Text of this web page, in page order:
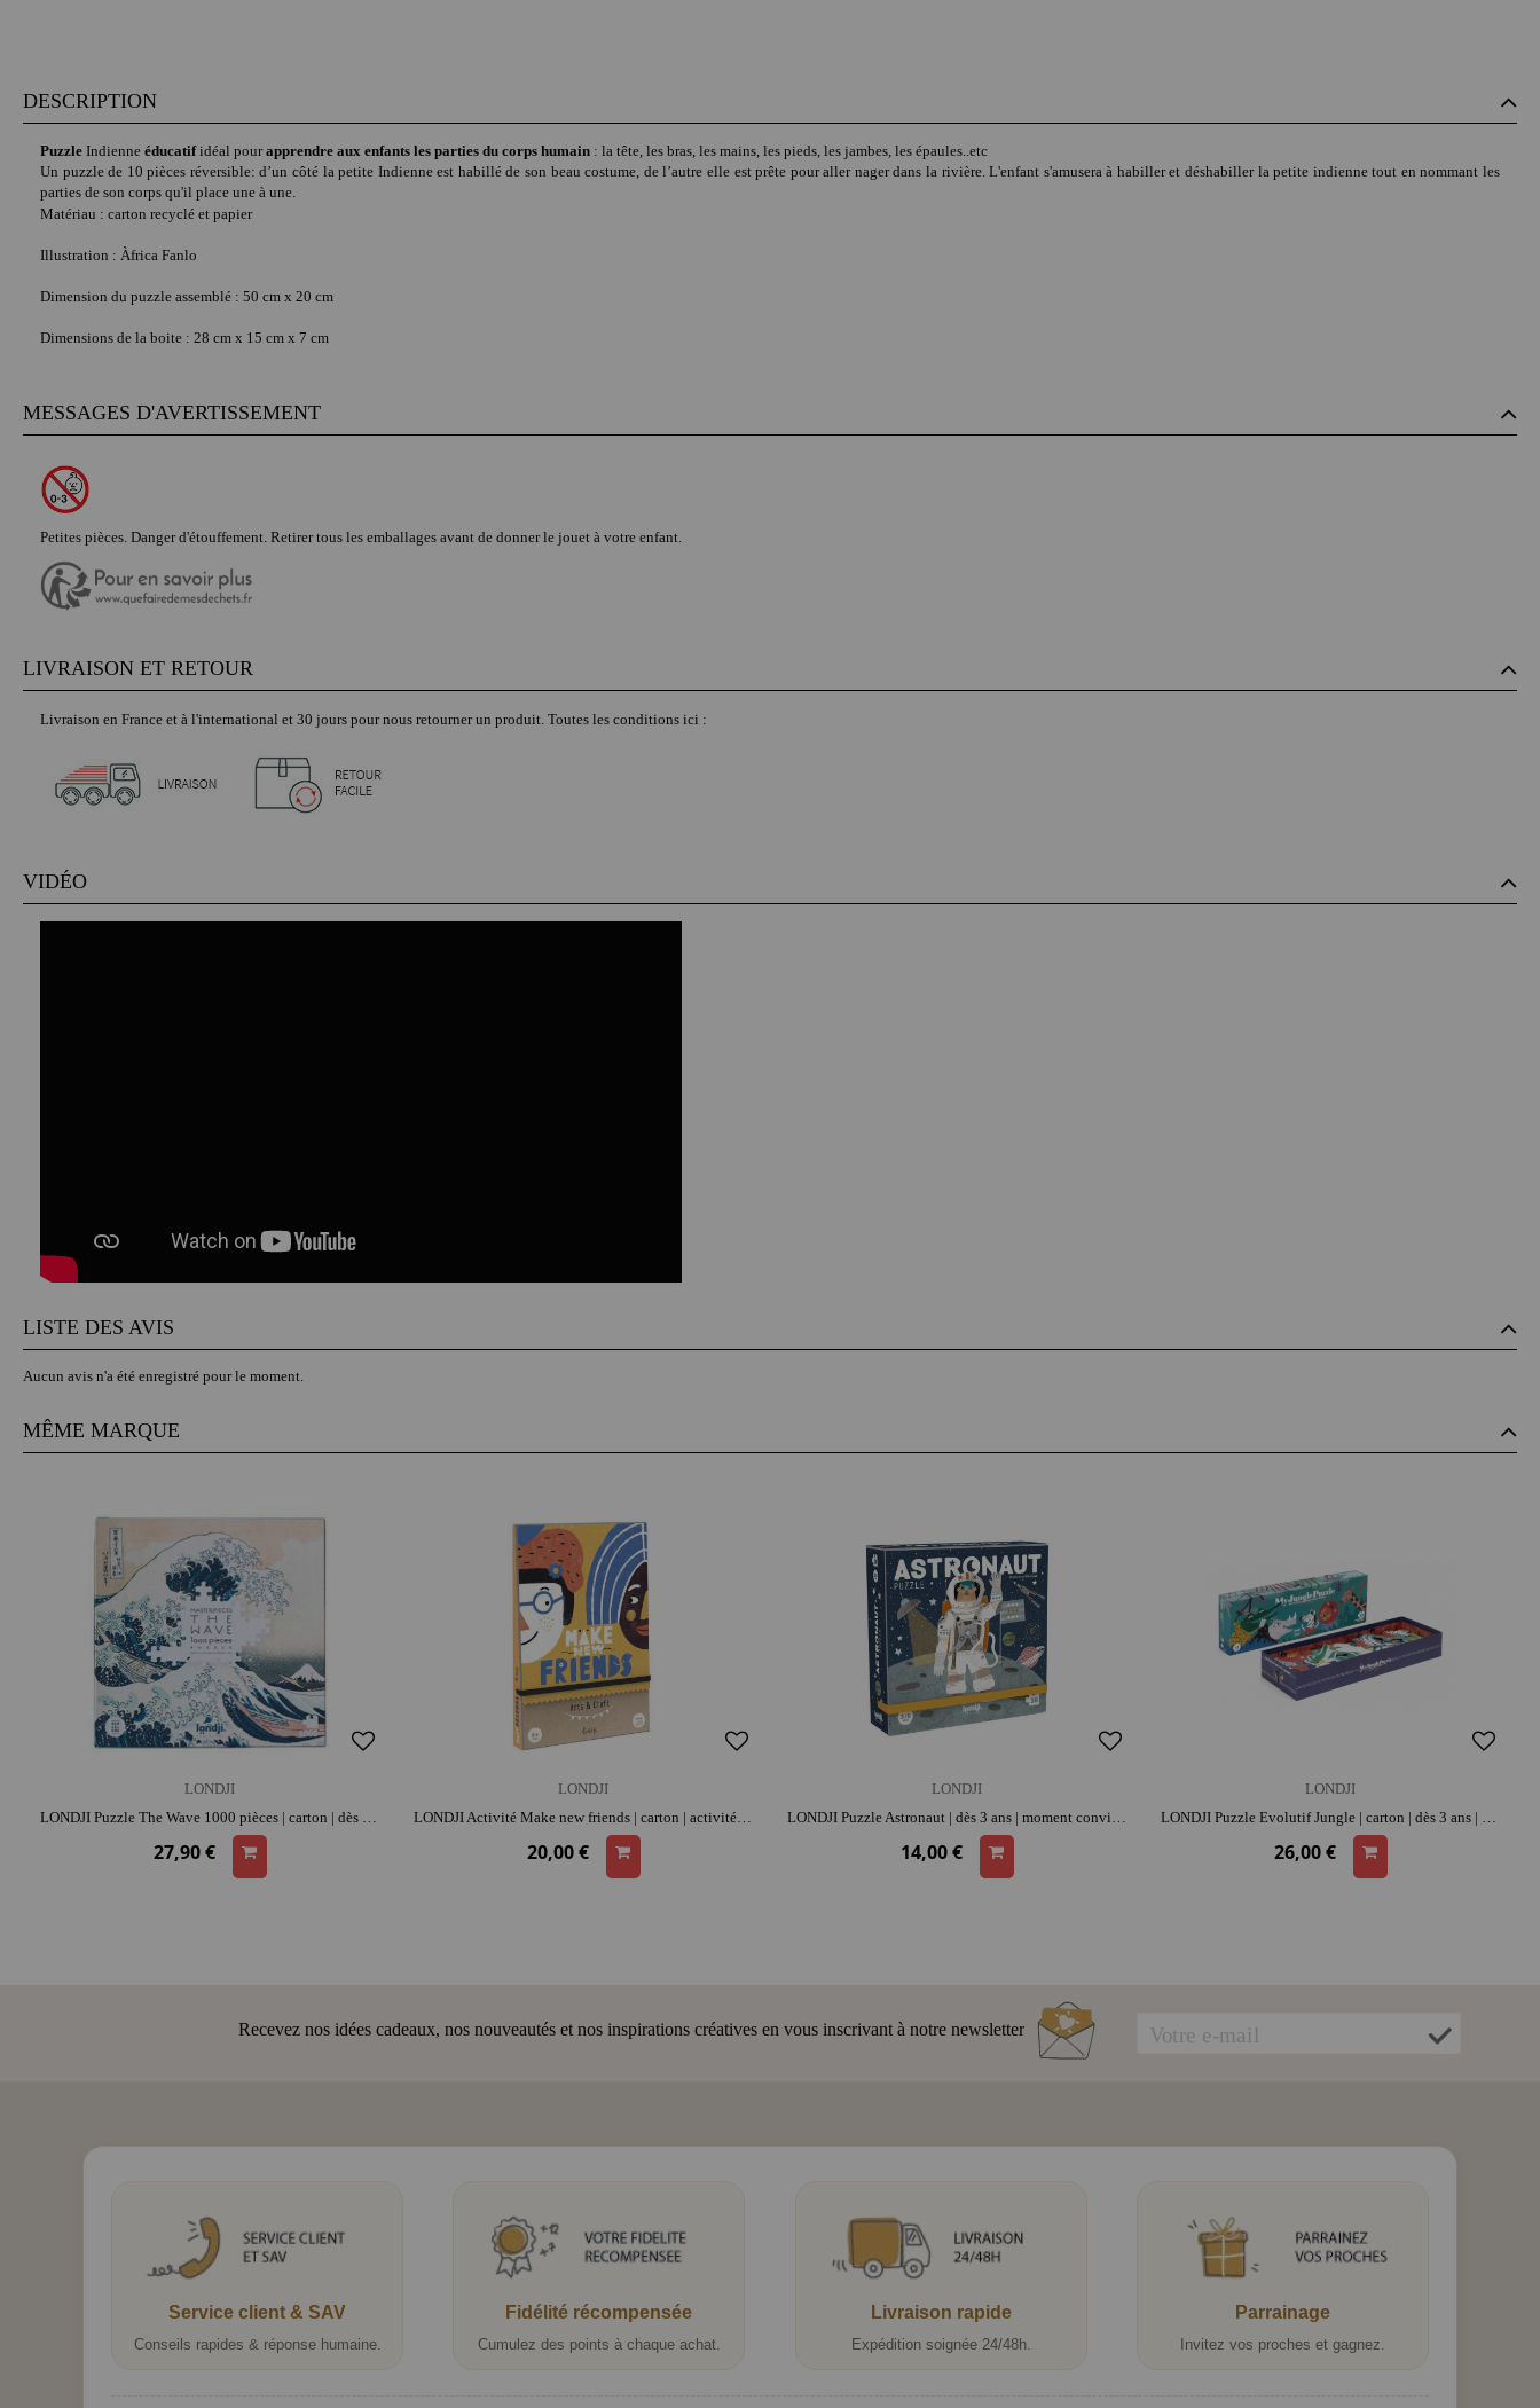
DESCRIPTION
Puzzle Indienne éducatifidéal pourapprendre aux enfants les parties du corps humain : la tête, les bras, les mains, les pieds, les jambes, les épaules..etc
Un puzzle de 10 pièces réversible: d’un côté la petite Indienne est habillé de son beau costume, de l’autre elle est prête pour aller nager dans la rivière. L'enfant s'amusera à habiller et déshabiller la petite indienne tout en nommant les
parties de son corps qu'il place une à une.
Matériau : carton recyclé et papier
Illustration : Àfrica Fanlo
Dimension du puzzle assemblé : 50 cm x 20 cm
Dimensions de la boite : 28 cm x 15 cm x 7 cm
MESSAGES D'AVERTISSEMENT
Petites pièces. Danger d'étouffement. Retirer tous les emballages avant de donner le jouet à votre enfant.
LIVRAISON ET RETOUR
Livraison en France et à l'international et 30 jours pour nous retourner un produit. Toutes les conditions ici :
VIDÉO
LISTE DES AVIS
Aucun avis n'a été enregistré pour le moment.
MÊME MARQUE
LONDJI
27,90 €
LONDJI
20,00 €
LONDJI
14,00 €
LONDJI
26,00 €
Recevez nos idées cadeaux, nos nouveautés et nos inspirations créatives en vous inscrivant à notre newsletter
Service client & SAV
Conseils rapides & réponse humaine.
Fidélité récompensée
Cumulez des points à chaque achat.
Livraison rapide
Expédition soignée 24/48h.
Parrainage
Invitez vos proches et gagnez.